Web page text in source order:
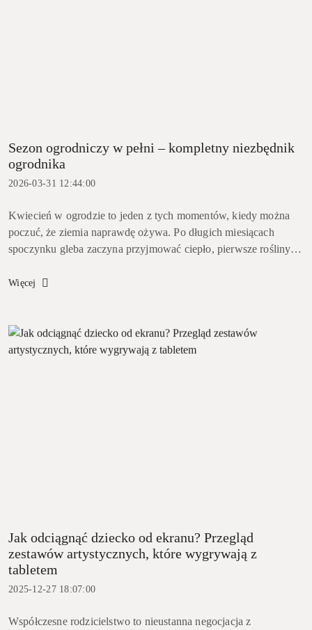
Sezon ogrodniczy w pełni – kompletny niezbędnik
ogrodnika
2026-03-31 12:44:00
Kwiecień w ogrodzie to jeden z tych momentów, kiedy można
poczuć, że ziemia naprawdę ożywa. Po długich miesiącach
spoczynku gleba zaczyna przyjmować ciepło, pierwsze rośliny
rośnie szybci...
Więcej
Jak odciągnąć dziecko od ekranu? Przegląd
zestawów artystycznych, które wygrywają z
tabletem
2025-12-27 18:07:00
Współczesne rodzicielstwo to nieustanna negocjacja z